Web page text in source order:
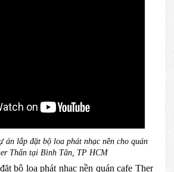
án lắp đặt bộ loa phát nhạc nền cho quán
Thẩn tại Bình Tân, TP HCM
bộ loa phát nhạc nền quán cafe Ther